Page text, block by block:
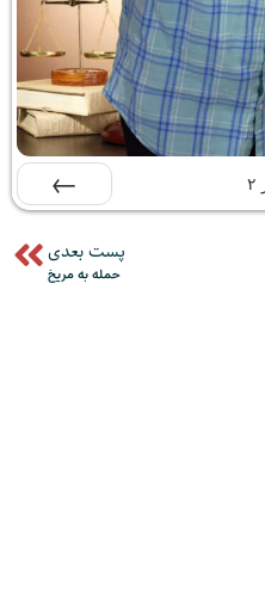
۲
پست بعدی
حمله به مریخ